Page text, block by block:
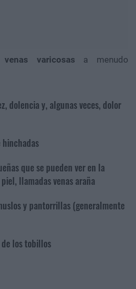
venas varicosas a menudo
dolencia y, algunas veces, dolor
hinchadas
que se pueden ver en la
llamadas venas araña
y pantorrillas (generalmente
los tobillos